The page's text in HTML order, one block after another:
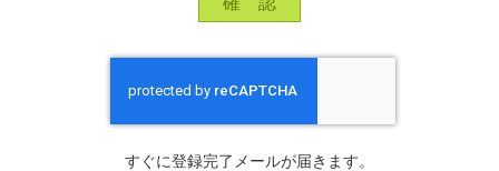
すぐに登録完了メールが届きます。